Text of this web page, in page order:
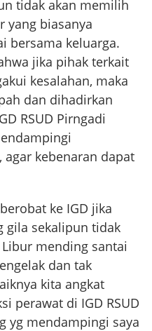
tidak akan memilih
yang biasanya
bersama keluarga.
jika pihak terkait
kesalahan, maka
dan dihadirkan
RSUD Pirngadi
kebenaran dapat
ke IGD jika
gila sekalipun tidak
mending santai
dan tak
kita angkat
perawat di IGD RSUD
yg mendampingi saya